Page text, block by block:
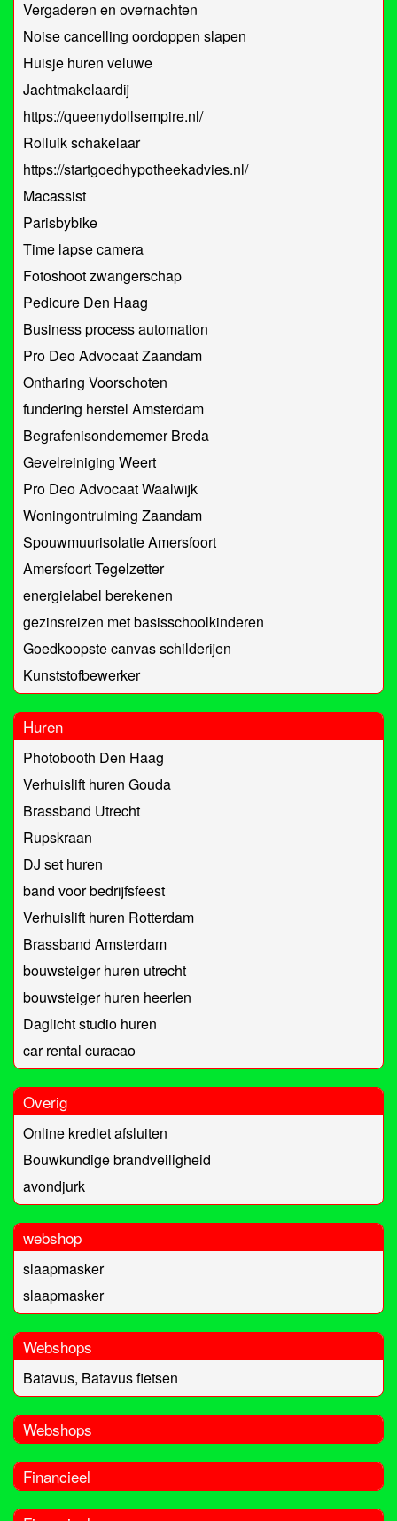
Vergaderen en overnachten
Noise cancelling oordoppen slapen
Huisje huren veluwe
Jachtmakelaardij
https://queenydollsempire.nl/
Rolluik schakelaar
https://startgoedhypotheekadvies.nl/
Macassist
Parisbybike
Time lapse camera
Fotoshoot zwangerschap
Pedicure Den Haag
Business process automation
Pro Deo Advocaat Zaandam
Ontharing Voorschoten
fundering herstel Amsterdam
Begrafenisondernemer Breda
Gevelreiniging Weert
Pro Deo Advocaat Waalwijk
Woningontruiming Zaandam
Spouwmuurisolatie Amersfoort
Amersfoort Tegelzetter
energielabel berekenen
gezinsreizen met basisschoolkinderen
Goedkoopste canvas schilderijen
Kunststofbewerker
Huren
Photobooth Den Haag
Verhuislift huren Gouda
Brassband Utrecht
Rupskraan
DJ set huren
band voor bedrijfsfeest
Verhuislift huren Rotterdam
Brassband Amsterdam
bouwsteiger huren utrecht
bouwsteiger huren heerlen
Daglicht studio huren
car rental curacao
Overig
Online krediet afsluiten
Bouwkundige brandveiligheid
avondjurk
webshop
slaapmasker
slaapmasker
Webshops
Batavus, Batavus fietsen
Webshops
Financieel